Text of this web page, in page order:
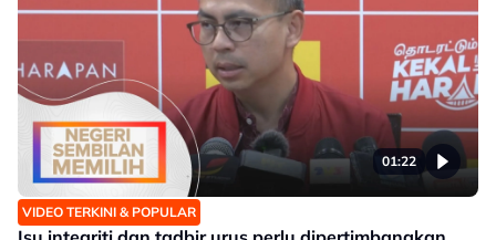
01:22
VIDEO TERKINI & POPULAR